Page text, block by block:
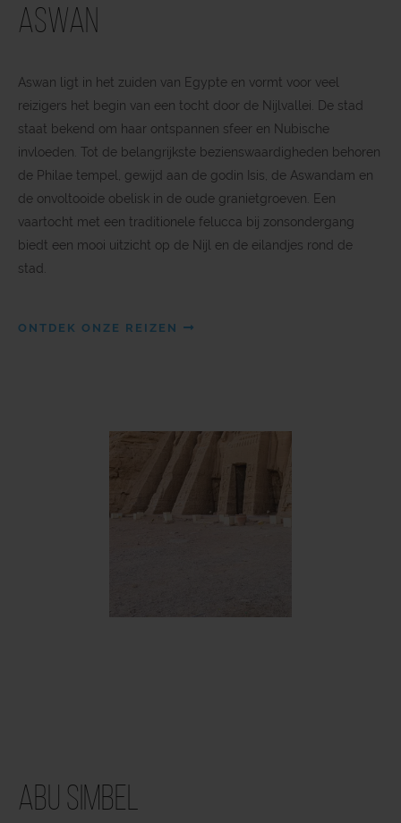
Aswan
Aswan ligt in het zuiden van Egypte en vormt voor veel
reizigers het begin van een tocht door de Nijlvallei. De stad
staat bekend om haar ontspannen sfeer en Nubische
invloeden. Tot de belangrijkste bezienswaardigheden behoren
de Philae tempel, gewijd aan de godin Isis, de Aswandam en
de onvoltooide obelisk in de oude granietgroeven. Een
vaartocht met een traditionele felucca bij zonsondergang
biedt een mooi uitzicht op de Nijl en de eilandjes rond de
stad.
ONTDEK ONZE REIZEN
Abu Simbel